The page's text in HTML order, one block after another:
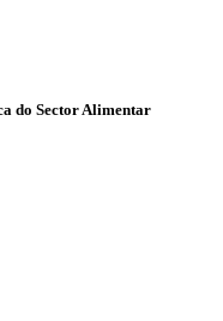
do Sector Alimentar